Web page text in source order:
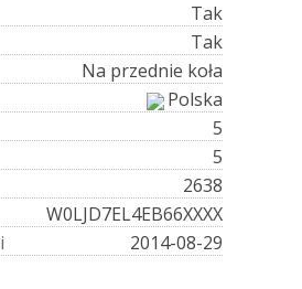
Tak
Tak
Na przednie koła
Polska
5
5
2638
W0LJD7EL4EB66XXXX
i 2014-08-29